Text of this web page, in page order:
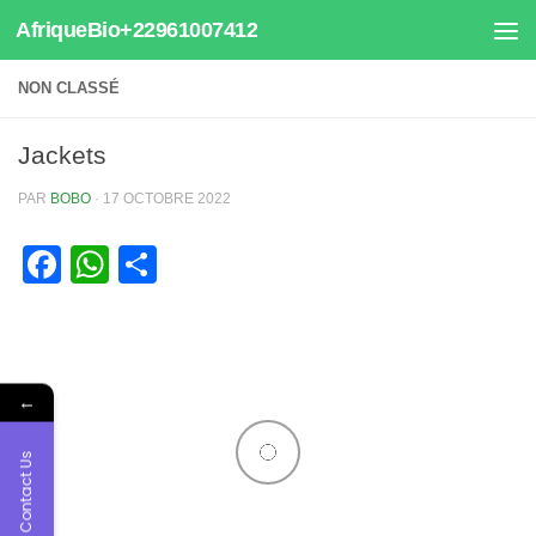
Au dessous du contenu
AfriqueBio+22961007412
NON CLASSÉ
Jackets
PAR BOBO · 17 OCTOBRE 2022
Facebook
WhatsApp
←
Contact Us